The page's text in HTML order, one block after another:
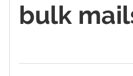
bulk